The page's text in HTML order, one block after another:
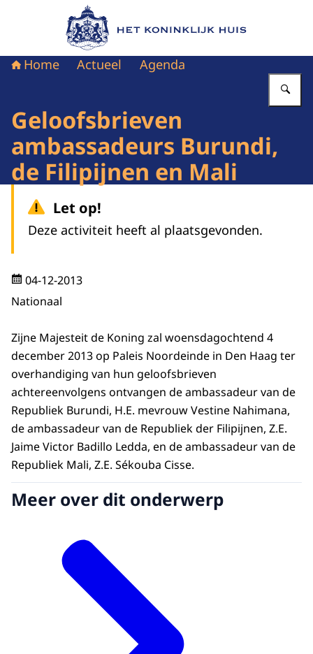
Naar de homepage van Het Koninklijk Huis
Home Actueel Agenda
Geloofsbrieven
ambassadeurs Burundi,
de Filipijnen en Mali
Let op!
Deze activiteit heeft al plaatsgevonden.
04-12-2013
Nationaal
Zijne Majesteit de Koning zal woensdagochtend 4
december 2013 op Paleis Noordeinde in Den Haag ter
overhandiging van hun geloofsbrieven
achtereenvolgens ontvangen de ambassadeur van de
Republiek Burundi, H.E. mevrouw Vestine Nahimana,
de ambassadeur van de Republiek der Filipijnen, Z.E.
Jaime Victor Badillo Ledda, en de ambassadeur van de
Republiek Mali, Z.E. Sékouba Cisse.
Meer over dit onderwerp